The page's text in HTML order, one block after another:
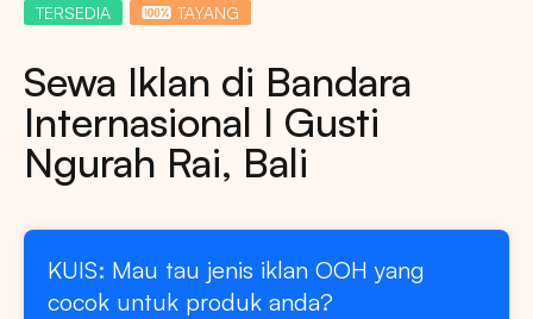
TERSEDIA TAYANG
Sewa Iklan di Bandara
Internasional I Gusti
Ngurah Rai, Bali
KUIS: Mau tau jenis iklan OOH yang
cocok untuk produk anda?